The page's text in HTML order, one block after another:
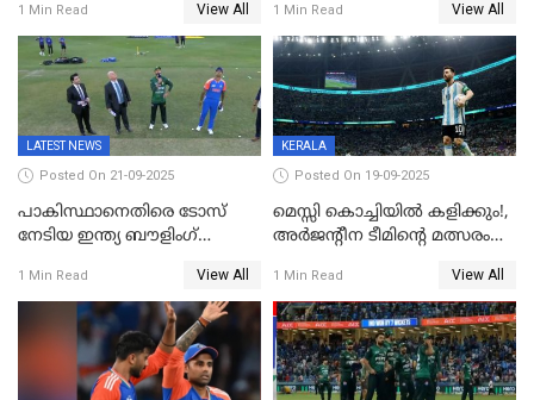
ഇന്ത്യ, അഭിഷേക് ശർമ്മയ്ക്ക്
അർദ്ധ സെഞ്ച്വറി
1 Min Read View All
വിജയലക്ഷ്യം
1 Min Read View All
LATEST NEWS
Posted On 21-09-2025
പാകിസ്ഥാനെതിരെ ടോസ്
നേടിയ ഇന്ത്യ ബൗളിംഗ്
1 Min Read View All
KERALA
Posted On 19-09-2025
മെസ്സി കൊച്ചിയിൽ കളിക്കും!,
അർജന്റീന ടീമിന്റെ മത്സരം
നടത്താൻ ആലോചന
1 Min Read View All